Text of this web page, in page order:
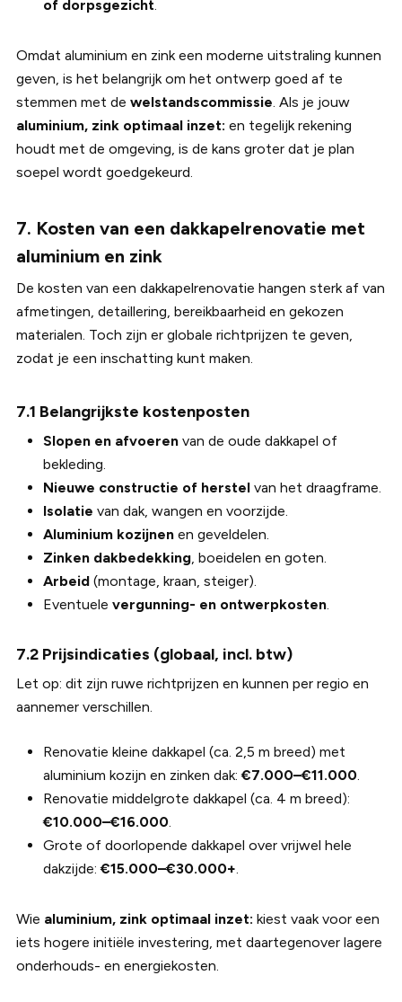
of dorpsgezicht.
Omdat aluminium en zink een moderne uitstraling kunnen
geven, is het belangrijk om het ontwerp goed af te
stemmen met de welstandscommissie. Als je jouw
aluminium, zink optimaal inzet: en tegelijk rekening
houdt met de omgeving, is de kans groter dat je plan
soepel wordt goedgekeurd.
7. Kosten van een dakkapelrenovatie met
aluminium en zink
De kosten van een dakkapelrenovatie hangen sterk af van
afmetingen, detaillering, bereikbaarheid en gekozen
materialen. Toch zijn er globale richtprijzen te geven,
zodat je een inschatting kunt maken.
7.1 Belangrijkste kostenposten
Slopen en afvoerenvan de oude dakkapel of
bekleding.
Nieuwe constructie of herstelvan het draagframe.
Isolatie van dak, wangen en voorzijde.
Aluminium kozijnenen geveldelen.
Zinken dakbedekking, boeidelen en goten.
Arbeid(montage, kraan, steiger).
Eventuele vergunning- en ontwerpkosten.
7.2 Prijsindicaties (globaal, incl. btw)
Let op: dit zijn ruwe richtprijzen en kunnen per regio en
aannemer verschillen.
Renovatie kleine dakkapel (ca. 2,5 m breed) met
aluminium kozijn en zinken dak:€7.000–€11.000.
Renovatie middelgrote dakkapel (ca. 4 m breed):
€10.000–€16.000.
Grote of doorlopende dakkapel over vrijwel hele
dakzijde:€15.000–€30.000+.
Wie aluminium, zink optimaal inzet: kiest vaak voor een
iets hogere initiële investering, met daartegenover lagere
onderhouds- en energiekosten.